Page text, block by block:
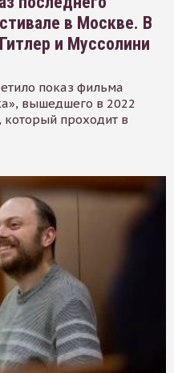
в Москве. В
и Муссолини
показ фильма
вышедшего в 2022
который проходит в